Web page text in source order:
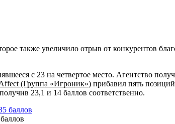
также увеличило отрыв от конкурентов
с 23 на четвертое место. Агентство
(Группа «Игроник») прибавил пять
23,1 и 14 баллов соответственно.